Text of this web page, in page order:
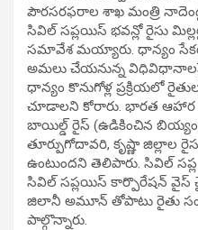
పౌరసరఫరాల శాఖ మంత్రి
సివిల్ సప్లయిస్ భవన్లో రైసు
సమావేశ మయ్యారు. ధాన్యం
అమలు చేయనున్న
ధాన్యం కొనుగోళ్ల ప్రక్రియలో
చూడాలని కోరారు. భారత ఆహార
బాయిల్డ్ రైస్ (ఉడికించిన
తూర్పుగోదావరి, కృష్ణా జిల్లాల
ఉంటుందని తెలిపారు. సివిల్
సివిల్ సప్లయిస్ కార్పొరేషన్ వైస్
జిలానీ అమూన్ తోపాటు రైతు
పాల్గొన్నారు.